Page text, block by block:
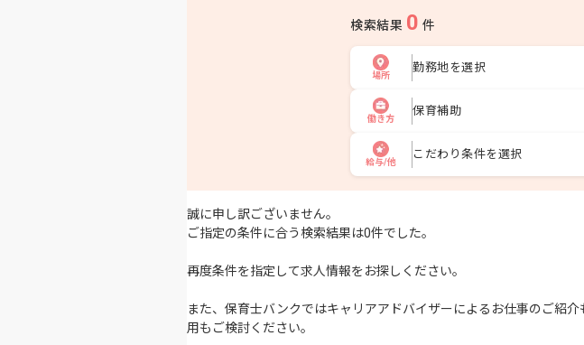
検索結果 0 件
場所
勤務地を選択
働き方
保育補助
給与/他
こだわり条件を選択
誠に申し訳ございません。
ご指定の条件に合う検索結果は0件でした。
再度条件を指定して求人情報をお探しください。
また、保育士バンクではキャリアアドバイザーによるお仕事のご紹
用もご検討ください。